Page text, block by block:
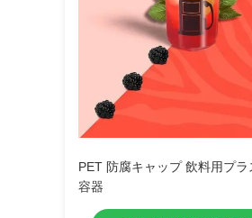
PET 防腐キャップ 飲料用プラ
容器